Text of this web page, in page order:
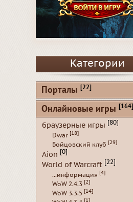
Категории
Порталы [22]
Онлайновые игры [164]
браузерные игры [80]
Dwar [18]
Бойцовский клуб [29]
Aion [0]
World of Warcraft [22]
...информация [4]
WoW 2.4.3 [2]
WoW 3.3.5 [14]
[1]